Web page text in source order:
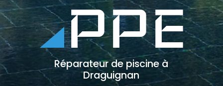
Réparateur de piscine à
Draguignan